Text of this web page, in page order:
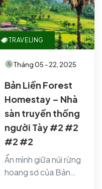
TRAVELING
Tháng 05 - 22, 2025
Bản Liền Forest
Homestay – Nhà
sàn truyền thống
người Tày #2 #2
#2 #2
Ẩn mình giữa núi rừng
hoang sơ của Bản